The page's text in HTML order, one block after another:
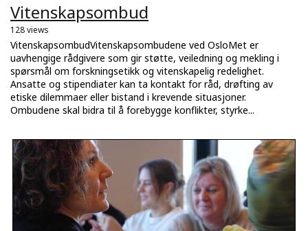
Vitenskapsombud
128 views
VitenskapsombudVitenskapsombudene ved OsloMet er
uavhengige rådgivere som gir støtte, veiledning og mekling i
spørsmål om forskningsetikk og vitenskapelig redelighet.
Ansatte og stipendiater kan ta kontakt for råd, drøfting av
etiske dilemmaer eller bistand i krevende situasjoner.
Ombudene skal bidra til å forebygge konflikter, styrke...